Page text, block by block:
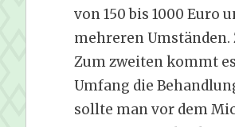
von 150 bis 1000 Euro
mehreren
Zum zweiten kommt
Umfang die
sollte man vor dem